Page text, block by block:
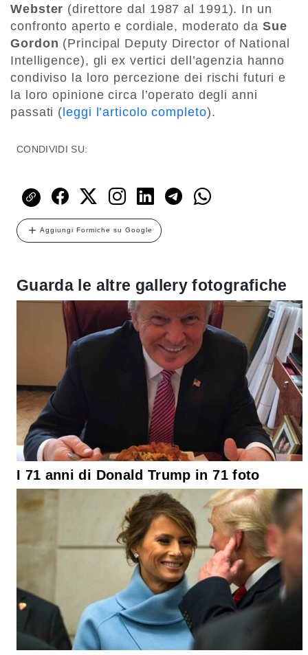
Webster (direttore dal 1987 al 1991). In un
confronto aperto e cordiale, moderato da Sue
Gordon (Principal Deputy Director of National
Intelligence), gli ex vertici dell’agenzia hanno
condiviso la loro percezione dei rischi futuri e
la loro opinione circa l’operato degli anni
passati ( leggi l’articolo completo).
CONDIVIDI SU:
Aggiungi Formiche su Google
Guarda le altre gallery fotografiche
I 71 anni di Donald Trump in 71 foto